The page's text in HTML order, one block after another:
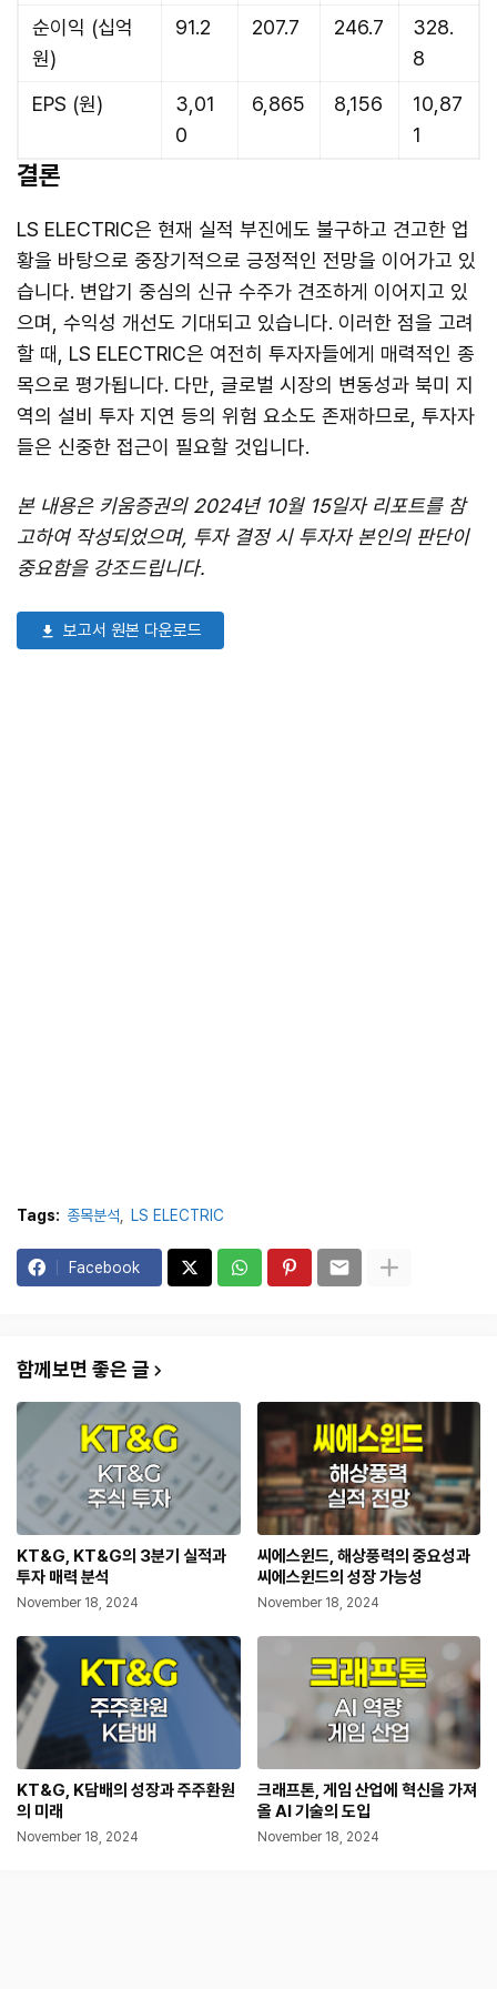
순이익 (십억
원)
91.2 207.7 246.7
328.
8
EPS (원)
3,01
0
6,865 8,156
10,87
1
결론
LS ELECTRIC은 현재 실적 부진에도 불구하고 견고한 업
황을 바탕으로 중장기적으로 긍정적인 전망을 이어가고 있
습니다. 변압기 중심의 신규 수주가 견조하게 이어지고 있
으며, 수익성 개선도 기대되고 있습니다. 이러한 점을 고려
할 때, LS ELECTRIC은 여전히 투자자들에게 매력적인 종
목으로 평가됩니다. 다만, 글로벌 시장의 변동성과 북미 지
역의 설비 투자 지연 등의 위험 요소도 존재하므로, 투자자
들은 신중한 접근이 필요할 것입니다.
본 내용은 키움증권의 2024년 10월 15일자 리포트를 참
고하여 작성되었으며, 투자 결정 시 투자자 본인의 판단이
중요함을 강조드립니다.
보고서 원본 다운로드
Tags: 종목분석 LS ELECTRIC
Facebook
함께보면 좋은 글
KT&G, KT&G의 3분기 실적과
투자 매력 분석
November 18, 2024
씨에스윈드, 해상풍력의 중요성과
씨에스윈드의 성장 가능성
November 18, 2024
KT&G, K담배의 성장과 주주환원
의 미래
November 18, 2024
크래프톤, 게임 산업에 혁신을 가져
올 AI 기술의 도입
November 18, 2024